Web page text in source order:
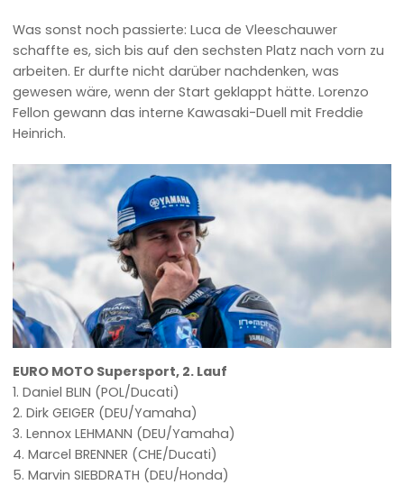
Was sonst noch passierte: Luca de Vleeschauwer
schaffte es, sich bis auf den sechsten Platz nach vorn zu
arbeiten. Er durfte nicht darüber nachdenken, was
gewesen wäre, wenn der Start geklappt hätte. Lorenzo
Fellon gewann das interne Kawasaki-Duell mit Freddie
Heinrich.
EURO MOTO Supersport, 2. Lauf
1. Daniel BLIN (POL/Ducati)
2. Dirk GEIGER (DEU/Yamaha)
3. Lennox LEHMANN (DEU/Yamaha)
4. Marcel BRENNER (CHE/Ducati)
5. Marvin SIEBDRATH (DEU/Honda)